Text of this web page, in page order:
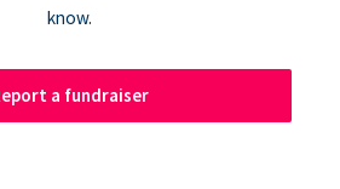
know.
a fundraiser